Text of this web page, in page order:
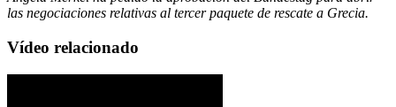
las negociaciones relativas al tercer paquete de rescate a Grecia.
Vídeo relacionado